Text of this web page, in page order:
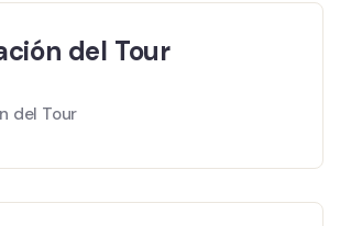
del Tour
del Tour